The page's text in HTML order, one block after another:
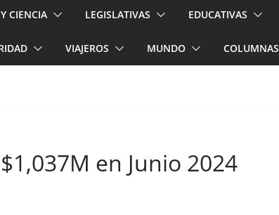
CIENCIA LEGISLATIVAS EDUCATIVAS
VIAJEROS MUNDO COLUMNAS
en Junio 2024